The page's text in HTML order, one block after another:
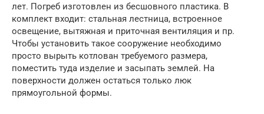
лет. Погреб изготовлен из бесшовного пластика. В
комплект входит: стальная лестница, встроенное
освещение, вытяжная и приточная вентиляция и пр.
Чтобы установить такое сооружение необходимо
просто вырыть котлован требуемого размера,
поместить туда изделие и засыпать землей. На
поверхности должен остаться только люк
прямоугольной формы.